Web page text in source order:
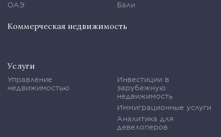
ОАЭ
Бали
Коммерческая недвижимость
Услуги
Управление
недвижимостью
Инвестиции в
зарубежную
недвижимость
Иммиграционные услуги
Аналитика для
девелоперов